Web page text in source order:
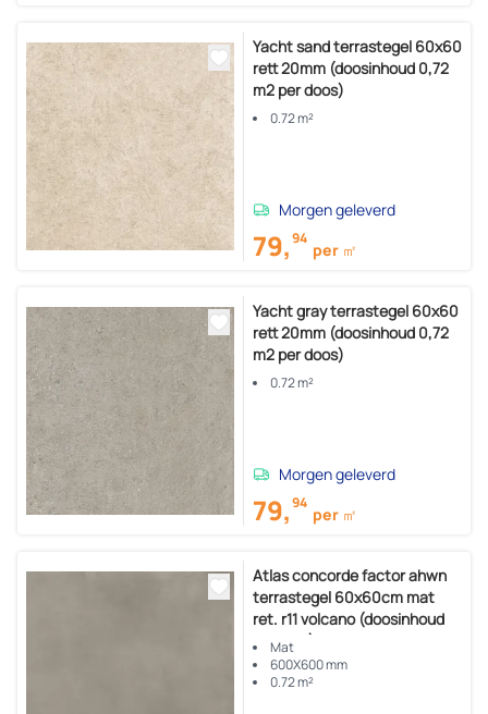
Yacht sand terrastegel 60x60
rett 20mm (doosinhoud 0,72
m2 per doos)
0.72 m²
Morgen geleverd
79,94
per ㎡
Yacht gray terrastegel 60x60
rett 20mm (doosinhoud 0,72
m2 per doos)
0.72 m²
Morgen geleverd
79,94
per ㎡
Atlas concorde factor ahwn
terrastegel 60x60cm mat
ret. r11 volcano (doosinhoud
0,72 m2)
Mat
600X600 mm
0.72 m²